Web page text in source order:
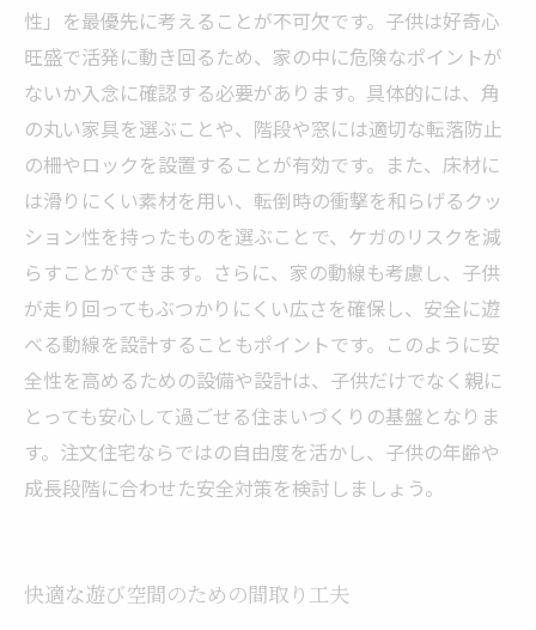
性」を最優先に考えることが不可欠です。子供は好奇心
旺盛で活発に動き回るため、家の中に危険なポイントが
ないか入念に確認する必要があります。具体的には、角
の丸い家具を選ぶことや、階段や窓には適切な転落防止
の柵やロックを設置することが有効です。また、床材に
は滑りにくい素材を用い、転倒時の衝撃を和らげるクッ
ション性を持ったものを選ぶことで、ケガのリスクを減
らすことができます。さらに、家の動線も考慮し、子供
が走り回ってもぶつかりにくい広さを確保し、安全に遊
べる動線を設計することもポイントです。このように安
全性を高めるための設備や設計は、子供だけでなく親に
とっても安心して過ごせる住まいづくりの基盤となりま
す。注文住宅ならではの自由度を活かし、子供の年齢や
成長段階に合わせた安全対策を検討しましょう。
快適な遊び空間のための間取り工夫